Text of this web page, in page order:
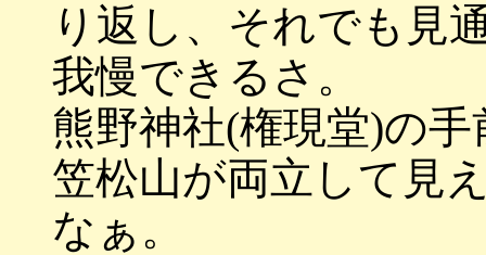
り返し、それでも見
我慢できるさ。
熊野神社(権現堂)の
笠松山が両立して見
なぁ。